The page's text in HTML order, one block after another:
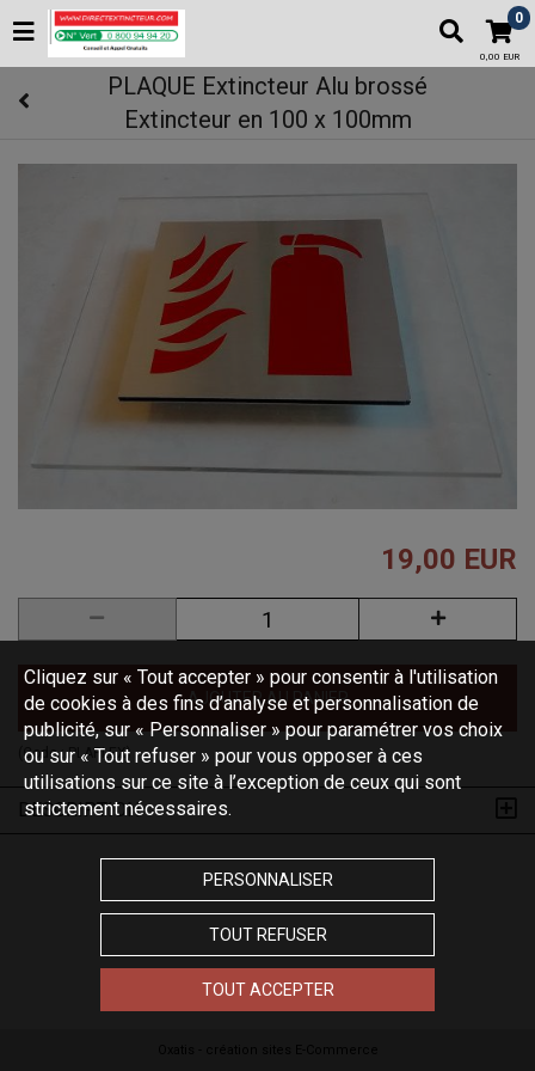
0
0,00 EUR
PLAQUE Extincteur Alu brossé
Extincteur en 100 x 100mm
19,00 EUR
AJOUTER AU PANIER
(Code :PLAPLEX)
DESCRIPTION
Cliquez sur « Tout accepter » pour consentir à l'utilisation
de cookies à des fins d’analyse et personnalisation de
publicité, sur « Personnaliser » pour paramétrer vos choix
ou sur « Tout refuser » pour vous opposer à ces
utilisations sur ce site à l’exception de ceux qui sont
strictement nécessaires.
PERSONNALISER
TOUT REFUSER
TOUT ACCEPTER